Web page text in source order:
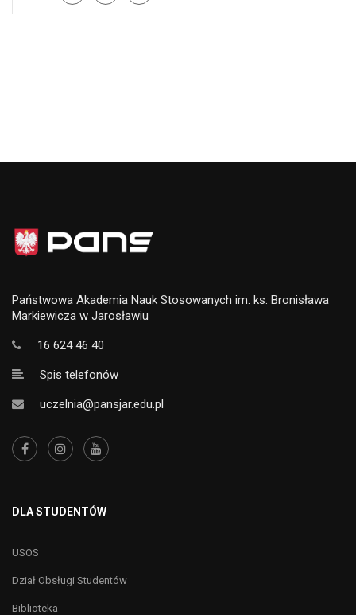
Państwowa Akademia Nauk Stosowanych im. ks. Bronisława
Markiewicza w Jarosławiu
16 624 46 40
Spis telefonów
uczelnia@pansjar.edu.pl
DLA STUDENTÓW
USOS
Dział Obsługi Studentów
Biblioteka